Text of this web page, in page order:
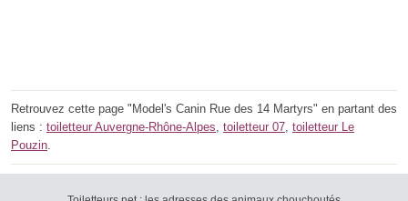
Retrouvez cette page "Model's Canin Rue des 14 Martyrs" en partant des
liens : toiletteur Auvergne-Rhône-Alpes, toiletteur 07, toiletteur Le
Pouzin.